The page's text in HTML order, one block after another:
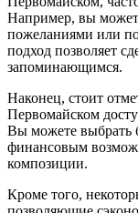
Например, вы
пожеланиями или
подход позволяет
запоминающимся.
Наконец, стоит
Первомайском
Вы можете выбрать
финансовым
композиции.
Кроме того,